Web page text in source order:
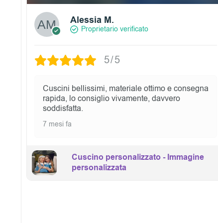
Alessia M.
Proprietario verificato
5/5
Cuscini bellissimi, materiale ottimo e consegna
rapida, lo consiglio vivamente, davvero
soddisfatta.
7 mesi fa
Cuscino personalizzato - Immagine
personalizzata